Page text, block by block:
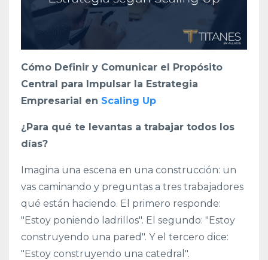
Cómo Definir y Comunicar el Propósito
Central para Impulsar la Estrategia
Empresarial en Scaling Up
¿Para qué te levantas a trabajar todos los
días?
Imagina una escena en una construcción: un
vas caminando y preguntas a tres trabajadores
qué están haciendo. El primero responde:
"Estoy poniendo ladrillos". El segundo: "Estoy
construyendo una pared". Y el tercero dice:
"Estoy construyendo una catedral".